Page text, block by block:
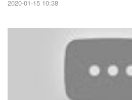
2020-01-15 10:38